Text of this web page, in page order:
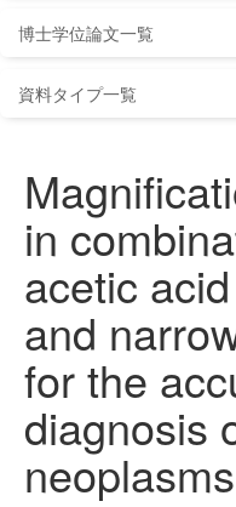
博士学位論文一覧
資料タイプ一覧
in
acetic
and
for the
diagnosis
neoplasms